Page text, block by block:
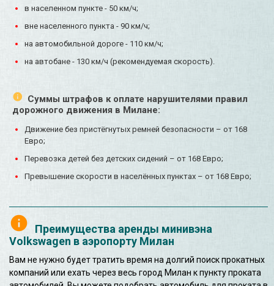
в населенном пункте - 50 км/ч;
вне населенного пункта - 90 км/ч;
на автомобильной дороге - 110 км/ч;
на автобане - 130 км/ч (рекомендуемая скорость).
Суммы штрафов к оплате нарушителями правил
дорожного движения в Милане:
Движение без пристёгнутых ремней безопасности – от 168
Евро;
Перевозка детей без детских сидений – от 168 Евро;
Превышение скорости в населённых пунктах – от 168 Евро;
Преимущества аренды минивэна
Volkswagen в аэропорту Милан
Вам не нужно будет тратить время на долгий поиск прокатных
компаний или ехать через весь город Милан к пункту проката